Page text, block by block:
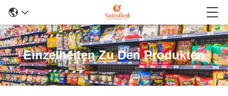
Einzelheiten Zu Den Produkten